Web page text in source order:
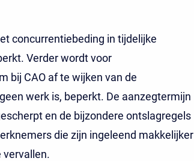
concurrentiebeding in tijdelijke
Verder wordt voor
bij CAO af te wijken van de
werk is, beperkt. De aanzegtermijn
en de bijzondere ontslagregels
die zijn ingeleend makkelijker
vervallen.